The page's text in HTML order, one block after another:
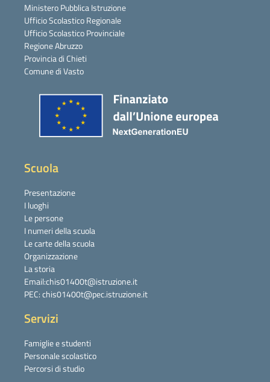
Ministero Pubblica Istruzione
Ufficio Scolastico Regionale
Ufficio Scolastico Provinciale
Regione Abruzzo
Provincia di Chieti
Comune di Vasto
Scuola
Presentazione
I luoghi
Le persone
I numeri della scuola
Le carte della scuola
Organizzazione
La storia
Email:chis01400t@istruzione.it
PEC: chis01400t@pec.istruzione.it
Servizi
Famiglie e studenti
Personale scolastico
Percorsi di studio